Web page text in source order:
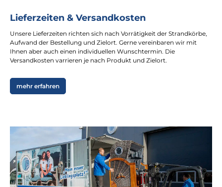
Lieferzeiten & Versandkosten
Unsere Lieferzeiten richten sich nach Vorrätigkeit der Strandkörbe,
Aufwand der Bestellung und Zielort. Gerne vereinbaren wir mit
Ihnen aber auch einen individuellen Wunschtermin. Die
Versandkosten varrieren je nach Produkt und Zielort.
mehr erfahren